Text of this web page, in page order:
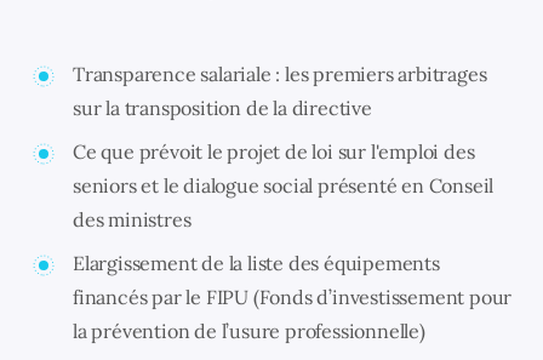
Transparence salariale : les premiers arbitrages
sur la transposition de la directive
Ce que prévoit le projet de loi sur l'emploi des
seniors et le dialogue social présenté en Conseil
des ministres
Elargissement de la liste des équipements
financés par le FIPU (Fonds d’investissement pour
la prévention de l’usure professionnelle)